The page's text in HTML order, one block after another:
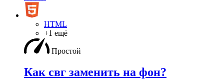
HTML
+1 ещё
Простой
Как свг заменить на фон?